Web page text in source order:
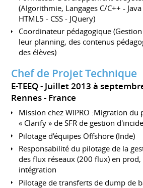
(Algorithmie, Langages C/C++ -
HTML5 - CSS - JQuery)
Coordinateur pédagogique
leur planning, des contenus
des élèves)
Chef de Projet Technique
E-TEEQ Juillet 2013 à
Rennes
France
Mission chez WIPRO :Migration du
« Clarify » de SFR de gestion
Pilotage d'équipes Offshore (Inde)
Responsabilité du pilotage de la
des flux réseaux (200 flux) en
intégration
Pilotage de transferts de dump de